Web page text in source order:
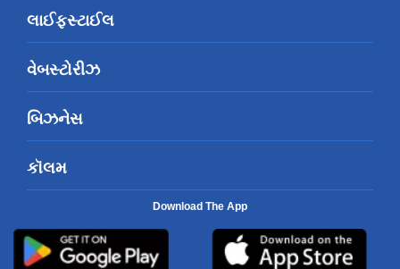
લાઈફસ્ટાઈલ
વેબસ્ટોરીઝ
બિઝનેસ
કૉલમ
Download The App